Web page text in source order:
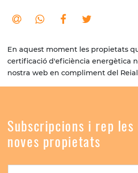
En aquest moment les propietats
certificació d'eficiència energètica
nostra web en compliment del Reial
Subscripcions i rep
noves propietats